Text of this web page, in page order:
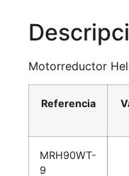
Motorreductor
Referencia
MRH90WT-
9